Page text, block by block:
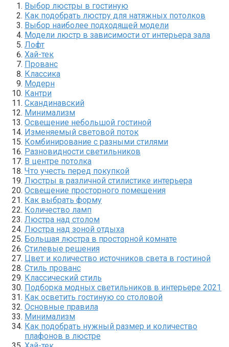
Выбор люстры в гостиную
Как подобрать люстру для натяжных потолков
Выбор наиболее подходящей модели
Модели люстр в зависимости от интерьера зала
Лофт
Хай-тек
Прованс
Классика
Модерн
Кантри
Скандинавский
Минимализм
Освещение небольшой гостиной
Изменяемый световой поток
Комбинирование с разными стилями
Разновидности светильников
В центре потолка
Что учесть перед покупкой
Люстры в различной стилистике интерьера
Освещение просторного помещения
Как выбрать форму
Количество ламп
Люстра над столом
Люстра над зоной отдыха
Большая люстра в просторной комнате
Стилевые решения
Цвет и количество источников света в гостиной
Стиль прованс
Классический стиль
Подборка модных светильников в интерьере 2021
Как осветить гостиную со столовой
Основные правила
Минимализм
Как подобрать нужный размер и количество
плафонов в люстре